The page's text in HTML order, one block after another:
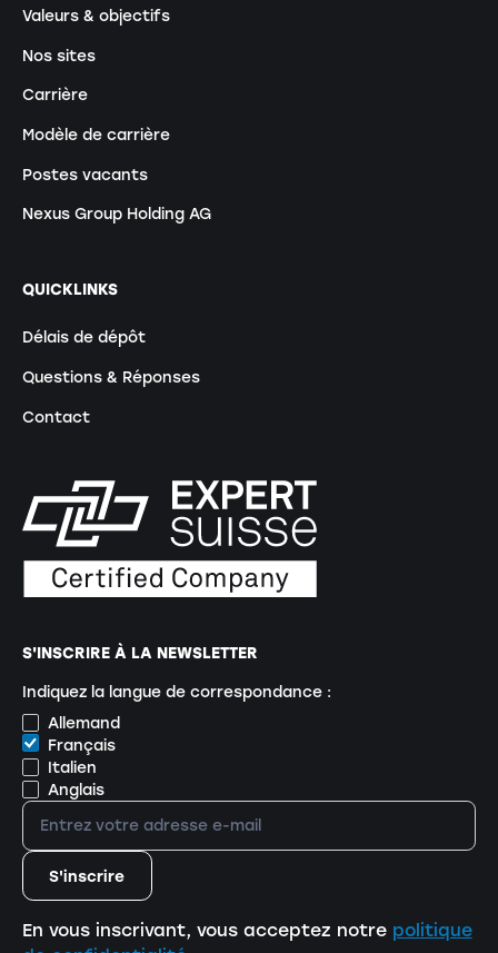
Valeurs & objectifs
Nos sites
Carrière
Modèle de carrière
Postes vacants
Nexus Group Holding AG
QUICKLINKS
Délais de dépôt
Questions & Réponses
Contact
S'INSCRIRE À LA NEWSLETTER
Indiquez la langue de correspondance :
Allemand
Français
Italien
Anglais
En vous inscrivant, vous acceptez notre politique